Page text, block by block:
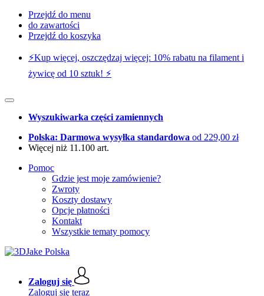
Przejdź do menu
do zawartości
Przejdź do koszyka
⚡️Kup więcej, oszczędzaj więcej: 10% rabatu na filament i
żywicę od 10 sztuk! ⚡️
Wyszukiwarka części zamiennych
Polska: Darmowa wysyłka standardowa od 229,00 zł
Więcej niż 11.100 art.
Pomoc
Gdzie jest moje zamówienie?
Zwroty
Koszty dostawy
Opcje płatności
Kontakt
Wszystkie tematy pomocy
Zaloguj się
Zaloguj się teraz